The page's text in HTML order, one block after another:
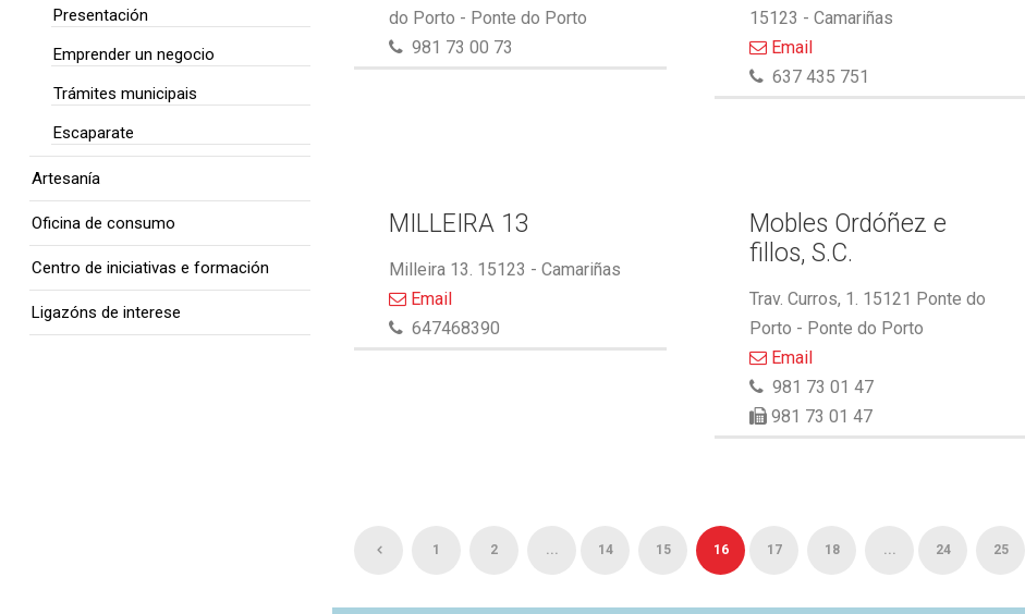
do Porto - Ponte do Porto
981 73 00 73
15123 - Camariñas
Email
637 435 751
MILLEIRA 13
Milleira 13. 15123 - Camariñas
Email
647468390
Mobles Ordóñez e
fillos, S.C.
Trav. Curros, 1. 15121 Ponte do
Porto - Ponte do Porto
Email
981 73 01 47
981 73 01 47
1 2 ... 14 15 16 17 18 ... 24 25
Presentación
Emprender un negocio
Trámites municipais
Escaparate
Artesanía
Oficina de consumo
Centro de iniciativas e formación
Ligazóns de interese